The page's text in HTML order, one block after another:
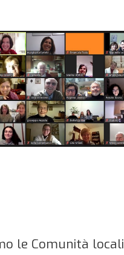
le Comunità locali